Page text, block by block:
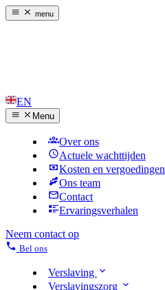
menu
EN
Menu
Over ons
Actuele wachttijden
Kosten en vergoedingen
Ons team
Contact
Ervaringsverhalen
Neem contact op
Bel ons
Verslaving
Verslavingszorg